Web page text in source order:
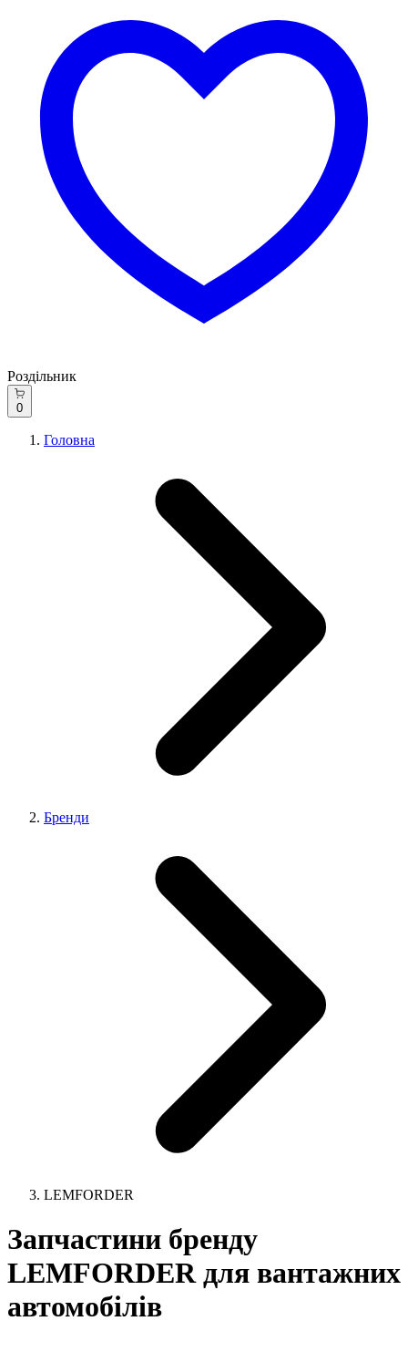
Роздільник
0
Головна
Бренди
LEMFORDER
Запчастини бренду
LEMFORDER для вантажних
автомобілів